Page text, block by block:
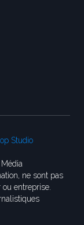
Studio
ne sont pas
entreprise.